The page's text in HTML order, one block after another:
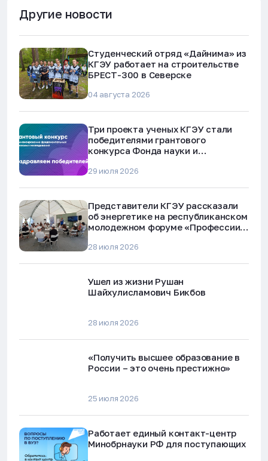
Другие новости
Студенческий отряд «Дайнима» из
КГЭУ работает на строительстве
БРЕСТ-300 в Северске
04 августа 2026
Три проекта ученых КГЭУ стали
победителями грантового
конкурса Фонда науки и
29 июля 2026
Представители КГЭУ рассказали
об энергетике на республиканском
молодежном форуме «Профессии
28 июля 2026
Ушел из жизни Рушан
Шайхулисламович Бикбов
28 июля 2026
«Получить высшее образование в
России – это очень престижно»
25 июля 2026
Работает единый контакт-центр
Минобрнауки РФ для поступающих